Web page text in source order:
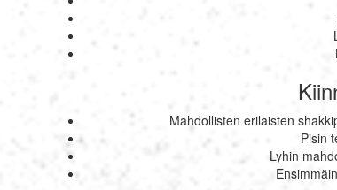
Mahdollisten erilaisten
Pisin
Lyhin